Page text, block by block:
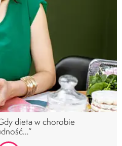
dieta w chorobie